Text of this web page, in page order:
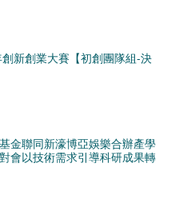
新創業大賽【初創團隊組-決
金聯同新濠博亞娛樂合辦產學
會以技術需求引導科研成果轉